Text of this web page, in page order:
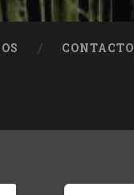
CONTACTO